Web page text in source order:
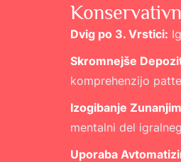
Dvig po 3. Vrstici:
Skromnejše
komprehenzijo
Izogibanje
mentalni del
Uporaba